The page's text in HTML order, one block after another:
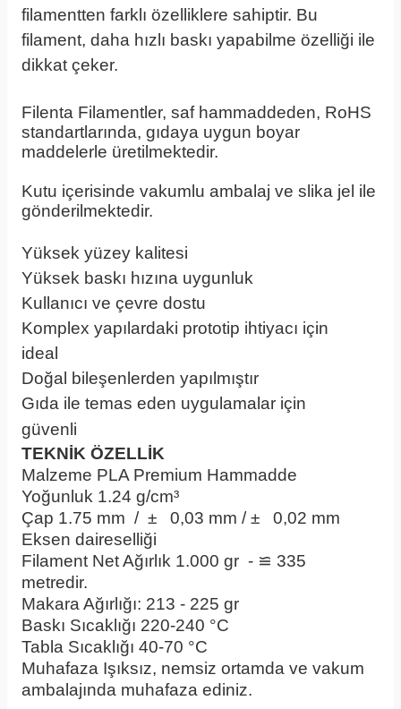
filamentten farklı özelliklere sahiptir. Bu
filament, daha hızlı baskı yapabilme özelliği ile
dikkat çeker.
Filenta Filamentler, saf hammaddeden, RoHS
standartlarında, gıdaya uygun boyar
maddelerle üretilmektedir.
Kutu içerisinde vakumlu ambalaj ve slika jel ile
gönderilmektedir.
Yüksek yüzey kalitesi
Yüksek baskı hızına uygunluk
Kullanıcı ve çevre dostu
Komplex yapılardaki prototip ihtiyacı için
ideal
Doğal bileşenlerden yapılmıştır
Gıda ile temas eden uygulamalar için
güvenli
TEKNİK ÖZELLİK
Malzeme PLA Premium Hammadde
Yoğunluk 1.24 g/cm³
Çap 1.75 mm / ± 0,03 mm / ± 0,02 mm
Eksen daireselliği
Filament Net Ağırlık 1.000 gr - ≌ 335
metredir.
Makara Ağırlığı: 213 - 225 gr
Baskı Sıcaklığı 220-240 °C
Tabla Sıcaklığı 40-70 °C
Muhafaza Işıksız, nemsiz ortamda ve vakum
ambalajında muhafaza ediniz.